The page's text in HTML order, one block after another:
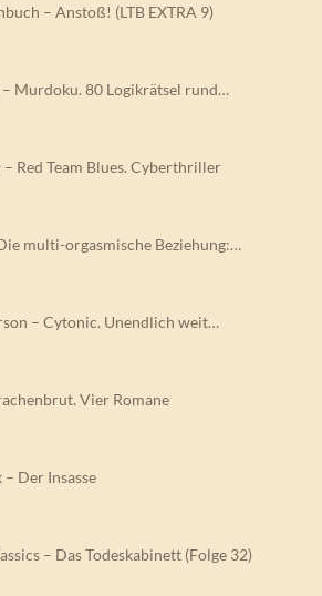
– Anstoß! (LTB EXTRA 9)
– Murdoku. 80 Logikrätsel rund…
Red Team Blues. Cyberthriller
multi-orgasmische Beziehung:…
– Cytonic. Unendlich weit…
Vier Romane
– Der Insasse
– Das Todeskabinett (Folge 32)